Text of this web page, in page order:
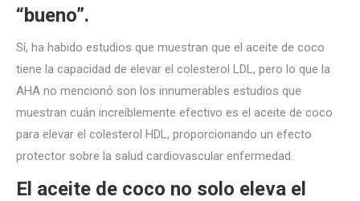
“bueno”.
Sí, ha habido estudios que muestran que el aceite de coco
tiene la capacidad de elevar el colesterol LDL, pero lo que la
AHA no mencionó son los innumerables estudios que
muestran cuán increíblemente efectivo es el aceite de coco
para elevar el colesterol HDL, proporcionando un efecto
protector sobre la salud cardiovascular enfermedad.
El aceite de coco no solo eleva el